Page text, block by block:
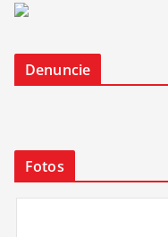
Denuncie
Fotos